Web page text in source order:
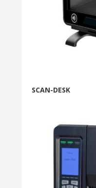
SCAN-DESK